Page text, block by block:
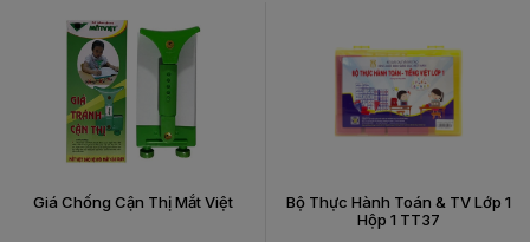
Giá Chống Cận Thị Mắt Việt
Bộ Thực Hành Toán & TV Lớp 1
Hộp 1 TT37